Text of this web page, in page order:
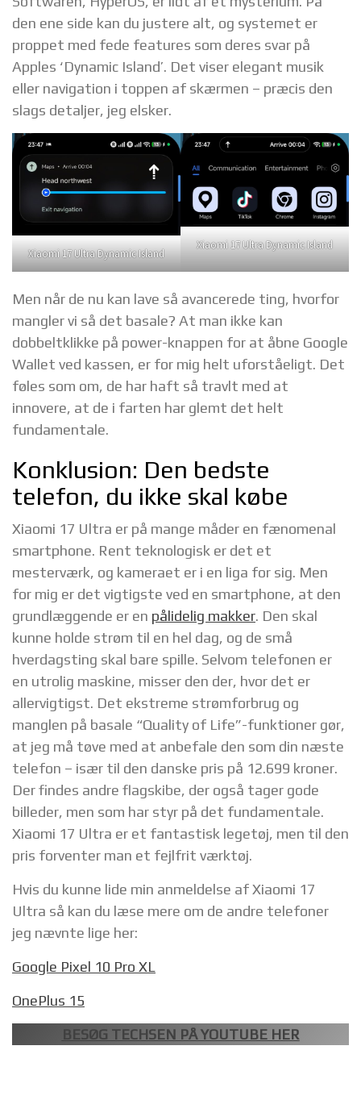
den ene side kan du justere alt, og systemet er
proppet med fede features som deres svar på
Apples ‘Dynamic Island’. Det viser elegant musik
eller navigation i toppen af skærmen – præcis den
slags detaljer, jeg elsker.
Xiaomi 17 Ultra Dynamic Island
Xiaomi 17 Ultra Dynamic Island
Men når de nu kan lave så avancerede ting, hvorfor
mangler vi så det basale? At man ikke kan
dobbeltklikke på power-knappen for at åbne Google
Wallet ved kassen, er for mig helt uforståeligt. Det
føles som om, de har haft så travlt med at
innovere, at de i farten har glemt det helt
fundamentale.
Konklusion: Den bedste
telefon, du ikke skal købe
Xiaomi 17 Ultra er på mange måder en fænomenal
smartphone. Rent teknologisk er det et
mesterværk, og kameraet er i en liga for sig. Men
for mig er det vigtigste ved en smartphone, at den
grundlæggende er en pålidelig makker. Den skal
kunne holde strøm til en hel dag, og de små
hverdagsting skal bare spille. Selvom telefonen er
en utrolig maskine, misser den der, hvor det er
allervigtigst. Det ekstreme strømforbrug og
manglen på basale “Quality of Life”-funktioner gør,
at jeg må tøve med at anbefale den som din næste
telefon – især til den danske pris på 12.699 kroner.
Der findes andre flagskibe, der også tager gode
billeder, men som har styr på det fundamentale.
Xiaomi 17 Ultra er et fantastisk legetøj, men til den
pris forventer man et fejlfrit værktøj.
Hvis du kunne lide min anmeldelse af Xiaomi 17
Ultra så kan du læse mere om de andre telefoner
jeg nævnte lige her:
Google Pixel 10 Pro XL
OnePlus 15
BESØG TECHSEN PÅ YOUTUBE HER